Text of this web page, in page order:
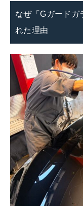
なぜ「Gガードガ
れた理由